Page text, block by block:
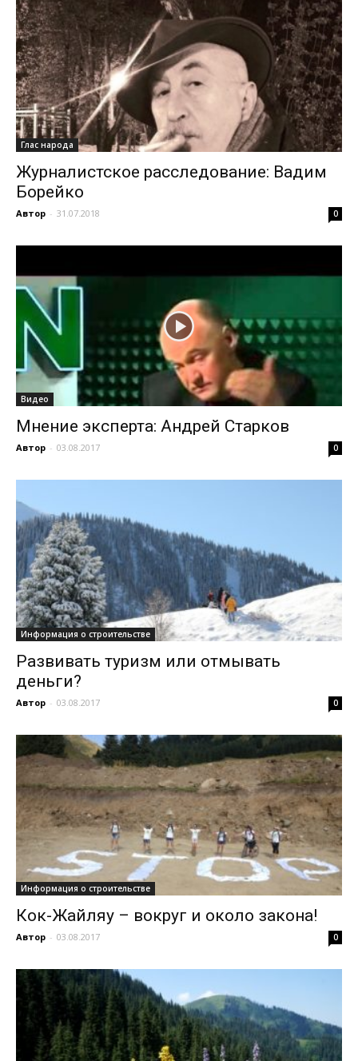
Глас народа
Журналистское расследование: Вадим
Борейко
Автор - 31.07.2018 0
Видео
Мнение эксперта: Андрей Старков
Автор - 03.08.2017 0
Информация о строительстве
Развивать туризм или отмывать
деньги?
Автор - 03.08.2017 0
Информация о строительстве
Кок-Жайляу – вокруг и около закона!
Автор - 03.08.2017 0